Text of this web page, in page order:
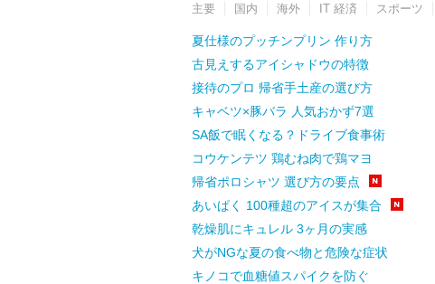
主要 国内 海外 IT 経済 スポーツ
夏仕様のプッチンプリン 作り方
古見えするアイシャドウの特徴
接待のプロ 帰省手土産の選び方
キャベツ×豚バラ 人気おかず7選
SA飯で眠くなる？ドライブ食事術
コウケンテツ 鶏むね肉で鶏マヨ
帰省ポロシャツ 選び方の要点
あいぱく 100種超のアイスが集合
乾燥肌にキュレル 3ヶ月の実感
犬がNGな夏の食べ物と危険な症状
キノコで血糖値スパイクを防ぐ